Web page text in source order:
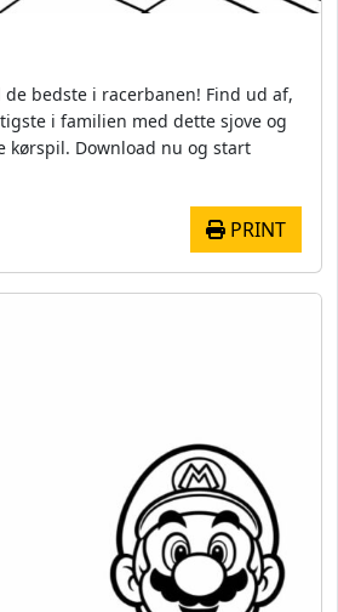
bedste i racerbanen! Find ud af,
i familien med dette sjove og
kørspil. Download nu og start
PRINT